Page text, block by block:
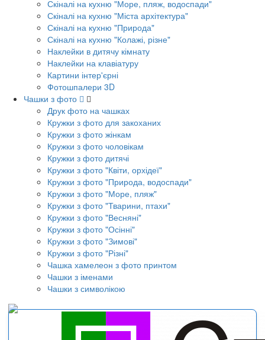
Скіналі на кухню "Море, пляж, водоспади"
Скіналі на кухню "Міста архітектура"
Скіналі на кухню "Природа"
Скіналі на кухню "Колажі, різне"
Наклейки в дитячу кімнату
Наклейки на клавіатуру
Картини інтер'єрні
Фотошпалери 3D
Чашки з фото
Друк фото на чашках
Кружки з фото для закоханих
Кружки з фото жінкам
Кружки з фото чоловікам
Кружки з фото дитячі
Кружки з фото "Квіти, орхідеї"
Кружки з фото "Природа, водоспади"
Кружки з фото "Море, пляж"
Кружки з фото "Тварини, птахи"
Кружки з фото "Весняні"
Кружки з фото "Осінні"
Кружки з фото "Зимові"
Кружки з фото "Різні"
Чашка хамелеон з фото принтом
Чашки з іменами
Чашки з символікою